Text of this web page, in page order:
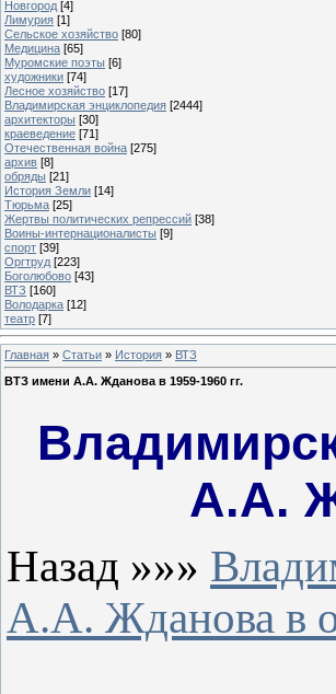
Новгород [4]
Лимурия [1]
Сельское хозяйство [80]
Медицина [65]
Муромские поэты [6]
художники [74]
Лесное хозяйство [17]
Владимирская энциклопедия [2444]
архитекторы [30]
краеведение [71]
Отечественная война [275]
архив [8]
обряды [21]
История Земли [14]
Тюрьма [25]
Жертвы политических репрессий [38]
Воины-интернационалисты [9]
спорт [39]
Оргтруд [223]
Боголюбово [43]
ВТЗ [160]
Володарка [12]
театр [7]
Главная » Статьи » История » ВТЗ
ВТЗ имени А.А. Жданова в 1959-1960 гг.
А.А.
Назад »»»
А.А. Жданова в